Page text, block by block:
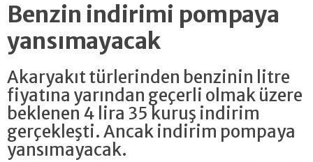
Benzin indirimi pompaya
yansımayacak
Akaryakıt türlerinden benzinin litre
fiyatına yarından geçerli olmak üzere
beklenen 4 lira 35 kuruş indirim
gerçekleşti. Ancak indirim pompaya
yansımayacak.